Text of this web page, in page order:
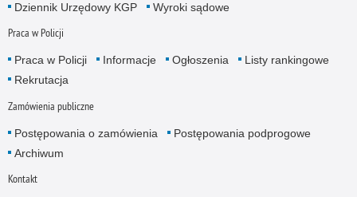
Dziennik Urzędowy KGP Wyroki sądowe
Praca w Policji
Praca w Policji Informacje Ogłoszenia
Listy rankingowe
Rekrutacja
Zamówienia publiczne
Postępowania o zamówienia
Postępowania podprogowe
Archiwum
Kontakt